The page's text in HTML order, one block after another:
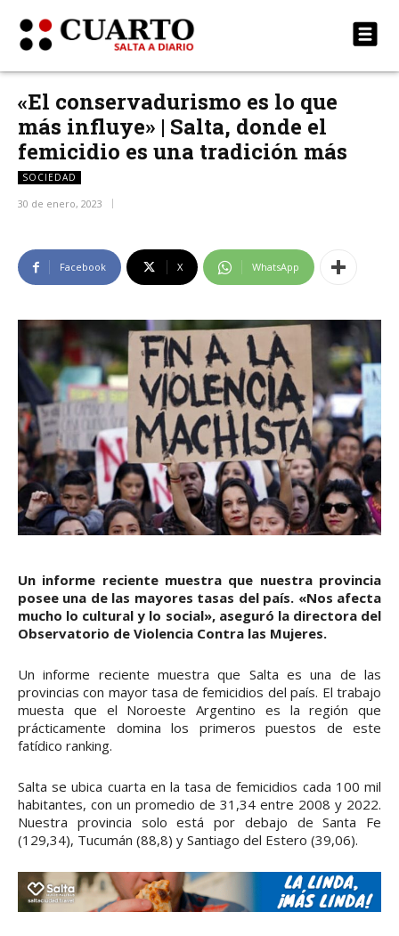
«El conservadurismo es lo que
más influye» | Salta, donde el
femicidio es una tradición más
SOCIEDAD
30 de enero, 2023
Facebook X WhatsApp
Un informe reciente muestra que nuestra provincia
posee una de las mayores tasas del país. «Nos afecta
mucho lo cultural y lo social», aseguró la directora del
Observatorio de Violencia Contra las Mujeres.
Un informe reciente muestra que Salta es una de las
provincias con mayor tasa de femicidios del país. El trabajo
muesta que el Noroeste Argentino es la región que
prácticamente domina los primeros puestos de este
fatídico ranking.
Salta se ubica cuarta en la tasa de femicidios cada 100 mil
habitantes, con un promedio de 31,34 entre 2008 y 2022.
Nuestra provincia solo está por debajo de Santa Fe
(129,34), Tucumán (88,8) y Santiago del Estero (39,06).